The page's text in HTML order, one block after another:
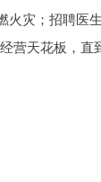
灾；招聘医
营天花板，